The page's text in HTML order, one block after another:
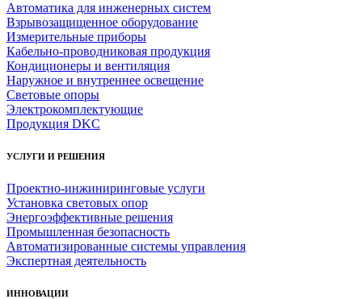
Автоматика для инженерных систем
Взрывозащищенное оборудование
Измерительные приборы
Кабельно-проводниковая продукция
Кондиционеры и вентиляция
Наружное и внутреннее освещение
Световые опоры
Электрокомплектующие
Продукция DKC
УСЛУГИ И РЕШЕНИЯ
Проектно-инжиниринговые услуги
Установка световых опор
Энергоэффективные решения
Промышленная безопасность
Автоматизированные системы управления
Экспертная деятельность
ИННОВАЦИИ